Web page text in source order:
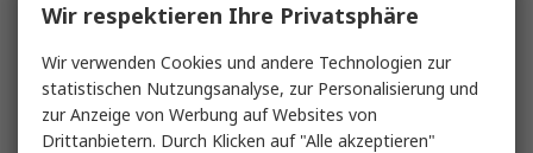
Entwicklungstools und Single Board Computer
Verstärker und Komparatoren
Wir respektieren Ihre Privatsphäre
Wir verwenden Cookies und andere Technologien zur
statistischen Nutzungsanalyse, zur Personalisierung und
zur Anzeige von Werbung auf Websites von
Drittanbietern. Durch Klicken auf "Alle akzeptieren"